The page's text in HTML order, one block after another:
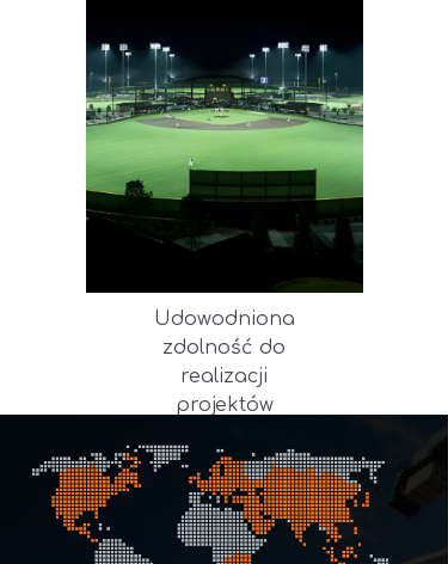
Udowodniona
zdolność do
realizacji
projektów